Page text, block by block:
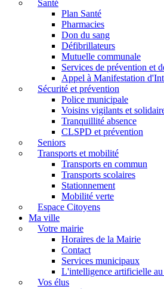
Santé
Plan Santé
Pharmacies
Don du sang
Défibrillateurs
Mutuelle communale
Services de prévention et
Appel à Manifestation
Sécurité et prévention
Police municipale
Voisins vigilants et
Tranquillité absence
CLSPD et prévention
Seniors
Transports et mobilité
Transports en commun
Transports scolaires
Stationnement
Mobilité verte
Espace Citoyens
Ma ville
Votre mairie
Horaires de la Mairie
Contact
Services municipaux
L'intelligence artificielle
Vos élus